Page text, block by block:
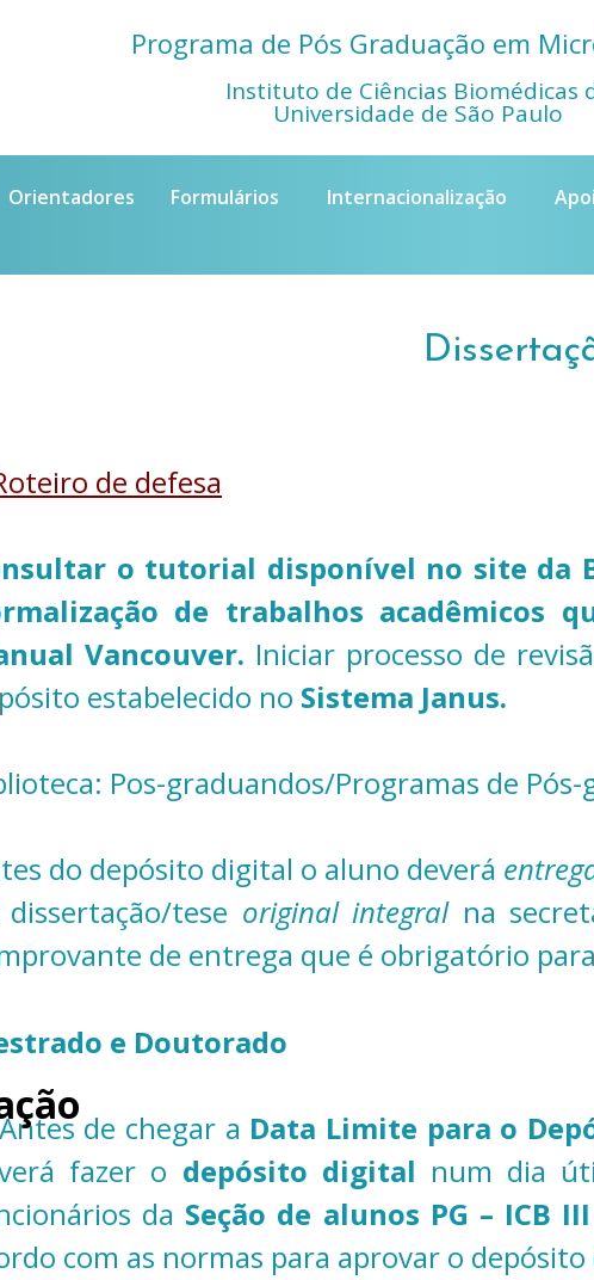
Programa de Pós Graduação em
Instituto de Ciências Biomédicas
Universidade de São Paulo
Orientadores Formulários Internacionalização
de defesa
o tutorial disponível no site da
de trabalhos acadêmicos
Vancouver. Iniciar processo de
estabelecido no Sistema Janus.
Pos-graduandos/Programas de Pós-
do depósito digital o aluno deverá
dissertação/tese original integralna
de entrega que é obrigatório
e Doutorado
de chegar a Data Limite para o
fazer o depósito digital num dia
da Seção de alunos PG – ICB
com as normas para aprovar o depósito